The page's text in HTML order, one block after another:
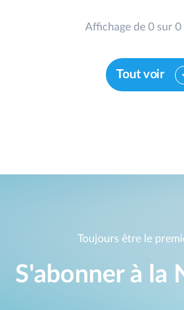
Affichage de 0 sur
Tout voir
Toujours être le
S'abonner à la